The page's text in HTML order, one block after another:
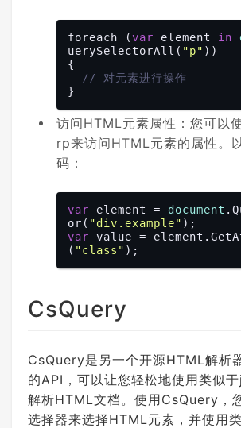
foreach (var element in
uerySelectorAll( "p" ))
{
// 对元素进行操作
访问HTML元素属性：您可以
rp来访问HTML元素的属性。
码：
var element = document
or( "div.example"
var value =
( "class"
CsQuery
CsQuery是另一个开源HTML解析
的API，可以让您轻松地使用类似
解析HTML文档。使用CsQuery，
选择器来选择HTML元素，并使用